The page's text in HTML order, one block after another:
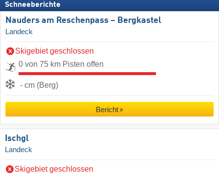
Schneeberichte
Nauders am Reschenpass – Bergkastel
Landeck
Skigebiet geschlossen
0 von 75 km Pisten offen
- cm (Berg)
Bericht
Ischgl
Landeck
Skigebiet geschlossen